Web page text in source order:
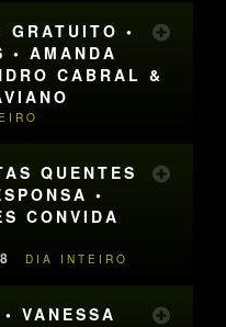
GRATUITO •
• AMANDA
CABRAL &
QUENTES
•
CONVIDA
DIA INTEIRO
VANESSA